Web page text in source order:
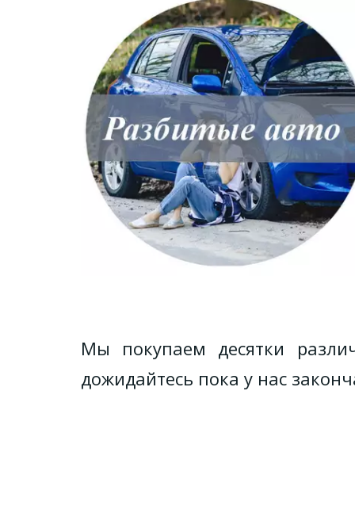
Мы покупаем десятки
дожидайтесь пока у нас